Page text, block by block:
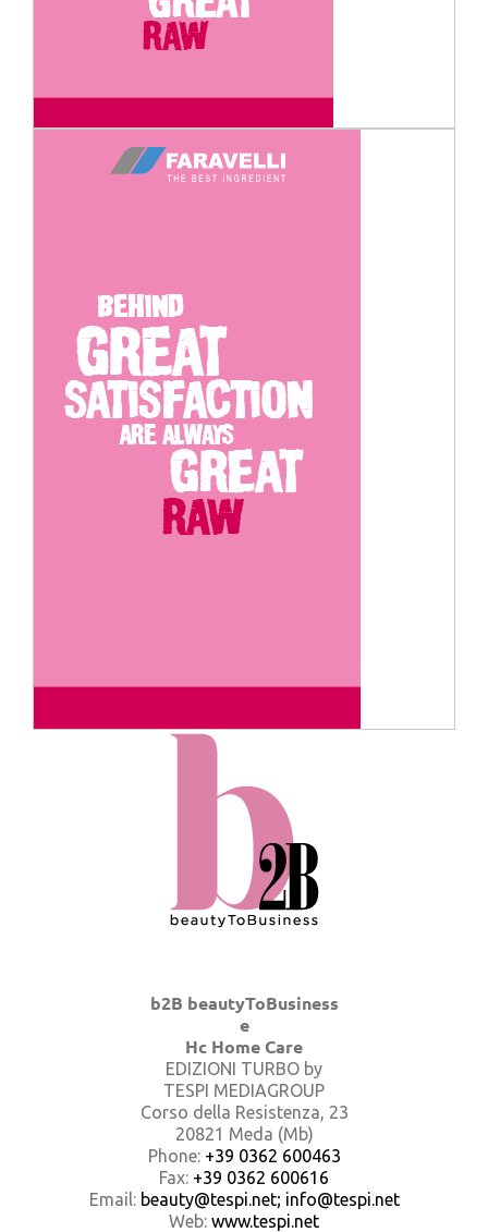
b2B beautyToBusiness
e
Hc Home Care
EDIZIONI TURBO by
TESPI MEDIAGROUP
Corso della Resistenza, 23
20821 Meda (Mb)
Phone: +39 0362 600463
Fax: +39 0362 600616
Email: beauty@tespi.net; info@tespi.net
Web: www.tespi.net